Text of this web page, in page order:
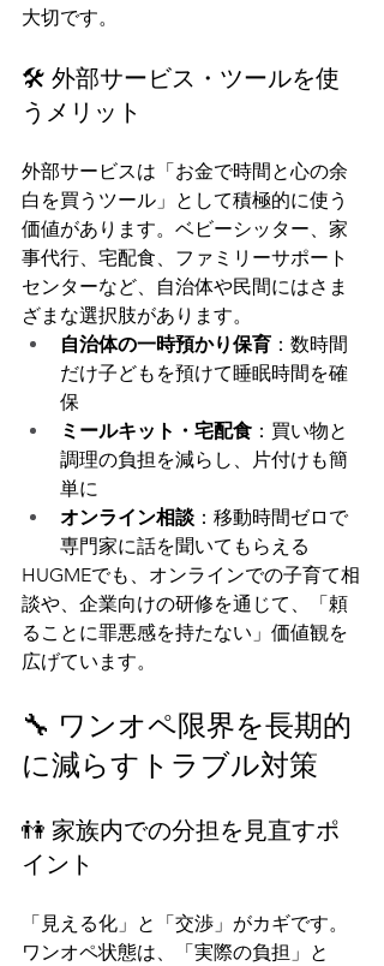
大切です。
🛠️ 外部サービス・ツールを使
うメリット
外部サービスは「お金で時間と心の余
白を買うツール」として積極的に使う
価値があります。ベビーシッター、家
事代行、宅配食、ファミリーサポート
センターなど、自治体や民間にはさま
ざまな選択肢があります。
自治体の一時預かり保育 ：数時間
だけ子どもを預けて睡眠時間を確
保
ミールキット・宅配食 ：買い物と
調理の負担を減らし、片付けも簡
単に
オンライン相談 ：移動時間ゼロで
専門家に話を聞いてもらえる
HUGMEでも、オンラインでの子育て相
談や、企業向けの研修を通じて、「頼
ることに罪悪感を持たない」価値観を
広げています。
🔧 ワンオペ限界を長期的
に減らすトラブル対策
👫 家族内での分担を見直すポ
イント
「見える化」と「交渉」がカギです。
ワンオペ状態は、「実際の負担」と